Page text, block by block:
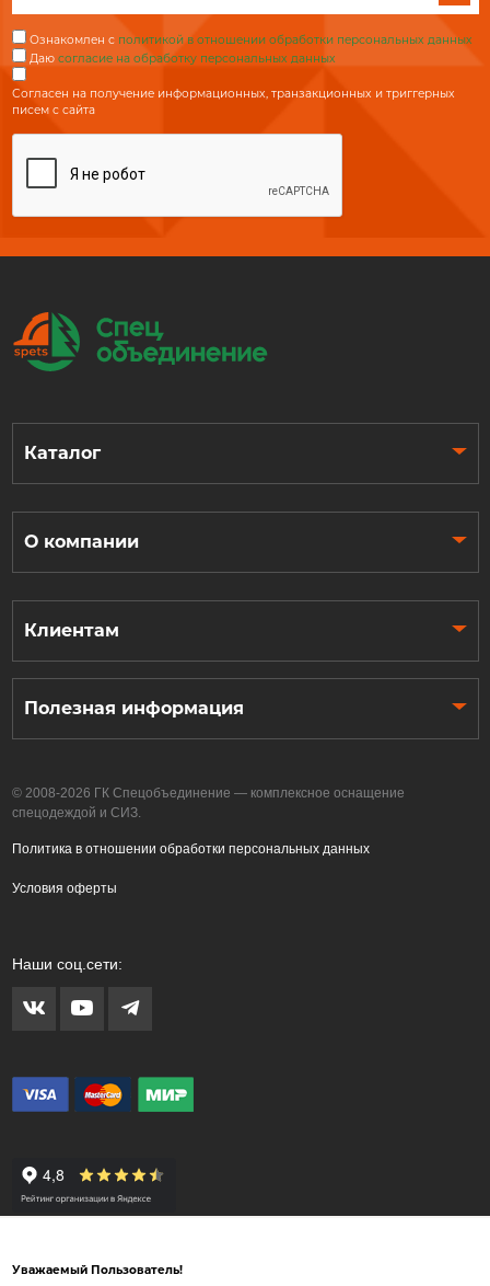
Ознакомлен с политикой в отношении обработки персональных данных
Даю согласие на обработку персональных данных
Согласен на получение информационных, транзакционных и триггерных
писем с сайта
Каталог
О компании
Клиентам
Полезная информация
© 2008-2026 ГК Спецобъединение — комплексное оснащение
спецодеждой и СИЗ.
Политика в отношении обработки персональных данных
Условия оферты
Наши соц.сети:
вид товара может отличаться от представленных на сайте изображений.
Уважаемый Пользователь!